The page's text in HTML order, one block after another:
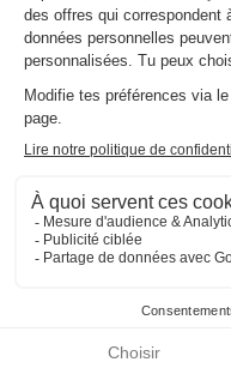
Marais Poitevin à proximité
Piscine couverte chauffée
Etang de pêche privé